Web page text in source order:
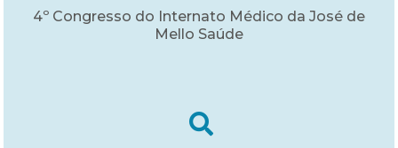
4º Congresso do Internato Médico da José de
Mello Saúde